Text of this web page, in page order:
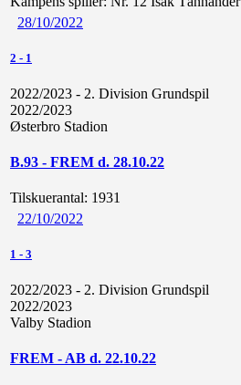
28/10/2022
2 - 1
2022/2023 - 2. Division Grundspil
2022/2023
Østerbro Stadion
B.93 - FREM d. 28.10.22
Tilskuerantal: 1931
22/10/2022
1 - 3
2022/2023 - 2. Division Grundspil
2022/2023
Valby Stadion
FREM - AB d. 22.10.22